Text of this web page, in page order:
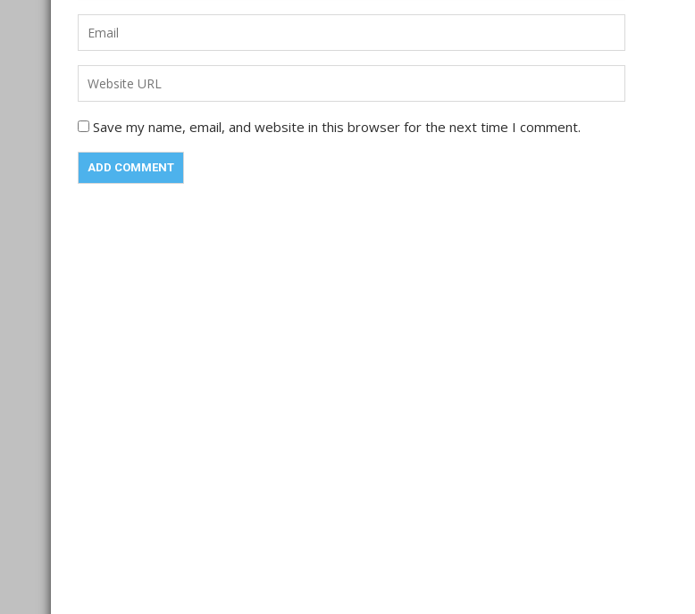
Save my name, email, and website in this browser for the next time I comment.